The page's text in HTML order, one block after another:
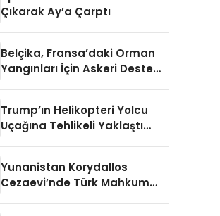
Çıkarak Ay’a Çarptı
Belçika, Fransa’daki Orman
Yangınları İçin Askeri Destek
Trump’ın Helikopteri Yolcu
Uçağına Tehlikeli Yaklaştı
Yunanistan Korydallos
Cezaevi’nde Türk Mahkum